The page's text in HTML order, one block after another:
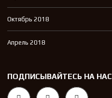
Октябрь 2018
Апрель 2018
ПОДПИСЫВАЙТЕСЬ НА НАС